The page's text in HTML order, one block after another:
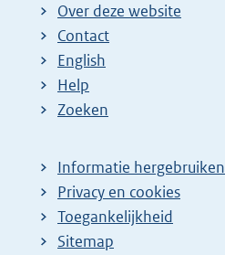
g
e
a
n
a
z
n
Over deze website
Contact
English
Help
Zoeken
Informatie hergebruiken
Privacy en cookies
Toegankelijkheid
Sitemap